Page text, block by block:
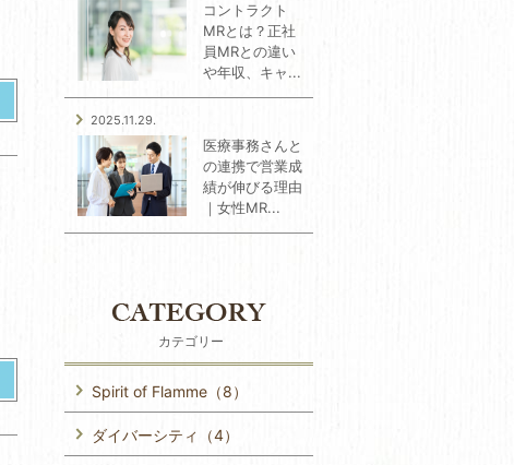
コントラクト
MRとは？正社
員MRとの違い
や年収、キャ...
2025.11.29.
医療事務さんと
の連携で営業成
績が伸びる理由
｜女性MR...
カテゴリー
Spirit of Flamme（8）
ダイバーシティ（4）